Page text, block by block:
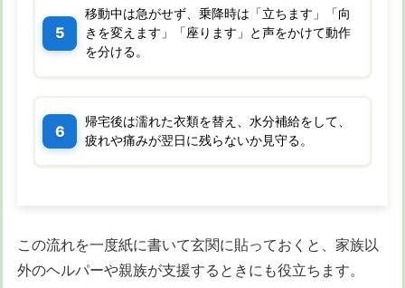
移動中は急がせず、乗降時は「立ちます」「向
きを変えます」「座ります」と声をかけて動作
を分ける。
帰宅後は濡れた衣類を替え、水分補給をして、
疲れや痛みが翌日に残らないか見守る。
この流れを一度紙に書いて玄関に貼っておくと、家族以
外のヘルパーや親族が支援するときにも役立ちます。